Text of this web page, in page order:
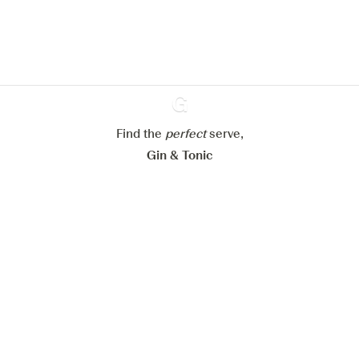
Ginventory
Find the perfectserve,
Gin & Tonic
Paramétrer mes cookies
Refuser tout Accepter tout